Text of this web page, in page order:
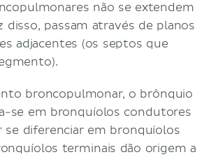
não se extendem
disso, passam através de planos
adjacentes (os septos que
broncopulmonar, o brônquio
se em bronquíolos condutores
se diferenciar em bronquíolos
terminais dão origem a